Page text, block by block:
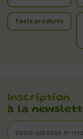
Tests produits
Inscription
à la